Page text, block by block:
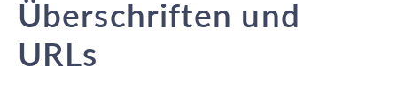
Überschriften und
URLs